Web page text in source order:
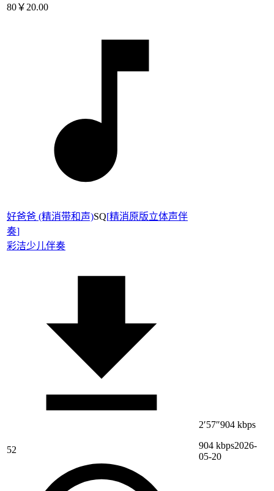
80￥20.00
好爸爸 (精消带和声)SQ[精消原版立体声伴
奏]
彩洁少儿伴奏
52
2′57″904 kbps
904 kbps2026-
05-20